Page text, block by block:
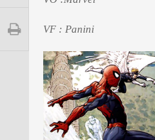
MUSIQUE
LA BRUCE TEAM : SAISON 13
PRESSE
VF : Panini